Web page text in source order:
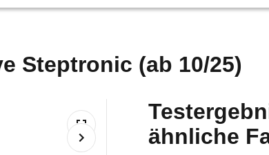
Steptronic (ab 10/25)
ähnliche